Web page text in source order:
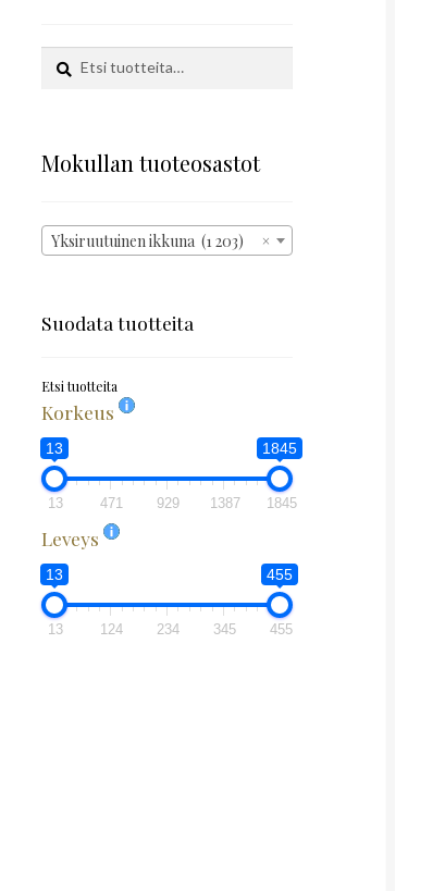
Etsi:
Haku
Mokullan tuoteosastot
×
Yksiruutuinen ikkuna (1 203)
Suodata tuotteita
Etsi tuotteita
Korkeus
13 1845
13 471 929 1387 1845
Leveys
13 455
13 124 234 345 455